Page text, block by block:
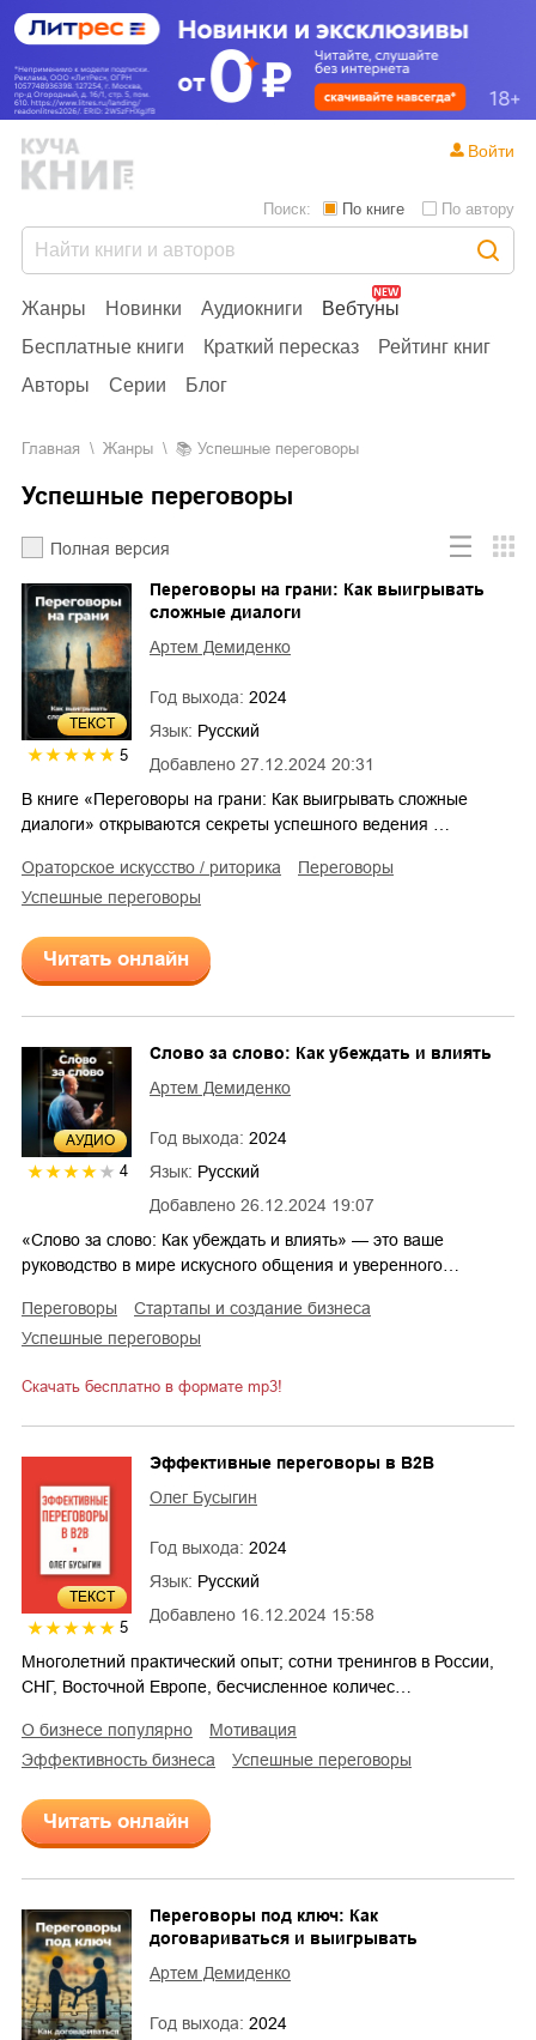
Жанры Новинки Аудиокниги
Вебтуны
Бесплатные книги
Краткий пересказ
Рейтинг книг
Авторы
Серии Блог
Поиск: По книге По автору
Войти
Главная Жанры Успешные переговоры
Успешные переговоры
Полная версия
ТЕКСТ
5 Добавлено 27.12.2024 20:31
Переговоры на грани: Как выигрывать
сложные диалоги
Артем Демиденко
Год выхода: 2024
Язык: Русский
В книге «Переговоры на грани: Как выигрывать сложные
диалоги» открываются секреты успешного ведения …
ораторское искусство / риторика
переговоры
успешные переговоры
Читать онлайн
AУДИО
4
Добавлено 26.12.2024 19:07
Слово за слово: Как убеждать и влиять
Артем Демиденко
Год выхода: 2024
Язык: Русский
«Слово за слово: Как убеждать и влиять» — это ваше
руководство в мире искусного общения и уверенного…
переговоры
стартапы и создание бизнеса
успешные переговоры
Скачать бесплатно в формате mp3!
ТЕКСТ
5
Добавлено 16.12.2024 15:58
Эффективные переговоры в B2B
Олег Бусыгин
Год выхода: 2024
Язык: Русский
Многолетний практический опыт; сотни тренингов в России,
СНГ, Восточной Европе, бесчисленное количес…
о бизнесе популярно
мотивация
эффективность бизнеса
успешные переговоры
Читать онлайн
Переговоры под ключ: Как
договариваться и выигрывать
Артем Демиденко
Год выхода: 2024